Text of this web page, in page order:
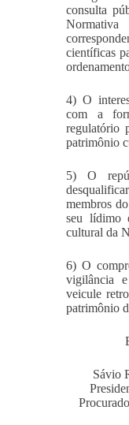
consulta
científicas
4) O
com a
regulatório
patrimônio
5) O
membros
seu lídimo
cultural da
6) O
vigilância
veicule
patrimônio
Sávio